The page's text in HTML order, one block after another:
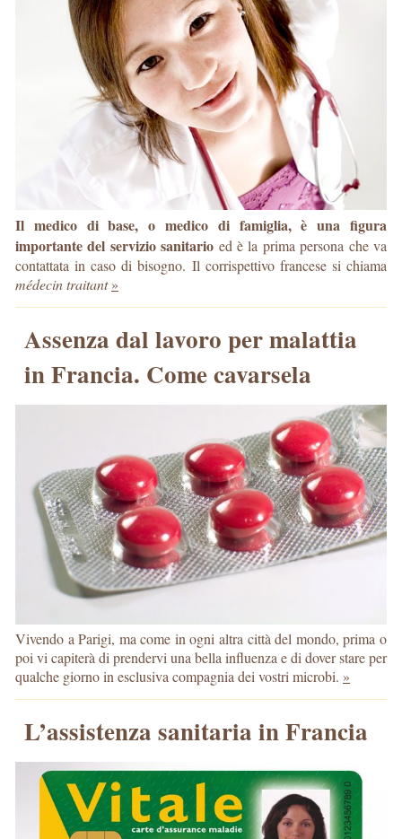
Il medico di base, o medico di famiglia, è una figura
importante del servizio sanitario ed è la prima persona che va
contattata in caso di bisogno. Il corrispettivo francese si chiama
médecin traitant »
Assenza dal lavoro per malattia
in Francia. Come cavarsela
Vivendo a Parigi, ma come in ogni altra città del mondo, prima o
poi vi capiterà di prendervi una bella influenza e di dover stare per
qualche giorno in esclusiva compagnia dei vostri microbi. »
L’assistenza sanitaria in Francia